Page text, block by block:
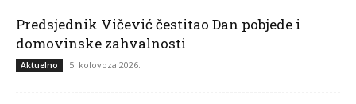
Predsjednik Vičević čestitao Dan pobjede i
domovinske zahvalnosti
Aktuelno 5. kolovoza 2026.